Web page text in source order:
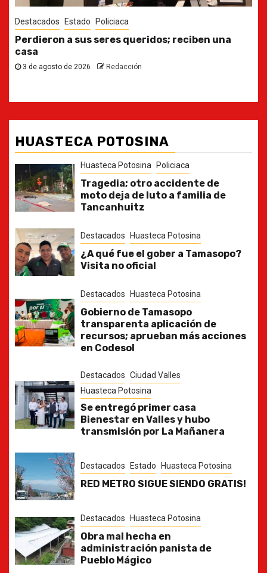
Destacados Estado
Ya casi, el quinto informe del Gobernador
30 de julio de 2026
HUASTECA POTOSINA
Huasteca Potosina Policiaca
Tragedia; otro accidente de
moto deja de luto a familia de
Tancanhuitz
Destacados Huasteca Potosina
¿A qué fue el gober a Tamasopo?
Visita no oficial
Destacados Huasteca Potosina
Gobierno de Tamasopo
transparenta aplicación de
recursos; aprueban más acciones
en Codesol
Destacados Ciudad Valles
Huasteca Potosina
Se entregó primer casa
Bienestar en Valles y hubo
transmisión por La Mañanera
Destacados Estado Huasteca Potosina
RED METRO SIGUE SIENDO GRATIS!
Destacados Huasteca Potosina
Obra mal hecha en
administración panista de
Pueblo Mágico